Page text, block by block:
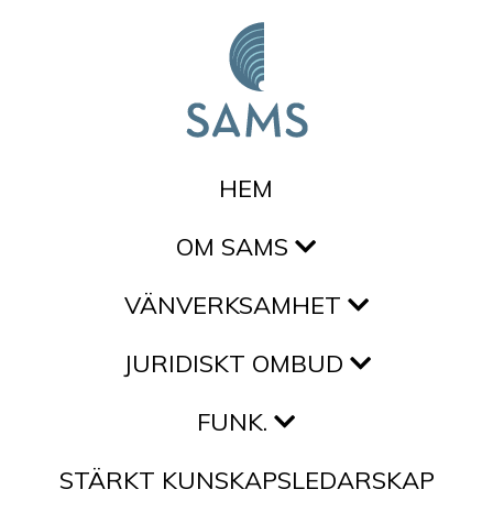
HEM
OM SAMS
VÄNVERKSAMHET
JURIDISKT OMBUD
FUNK.
STÄRKT KUNSKAPSLEDARSKAP